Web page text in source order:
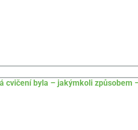
cvičení byla – jakýmkoli